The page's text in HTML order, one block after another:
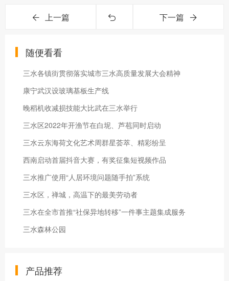
上一篇 下一篇
随便看看
三水各镇街贯彻落实城市三水高质量发展大会精神
康宁武汉设玻璃基板生产线
晚稻机收减损技能大比武在三水举行
三水区2022年开渔节在白坭、芦苞同时启动
三水云东海荷文化艺术周群星荟萃、精彩纷呈
西南启动首届抖音大赛，有奖征集短视频作品
三水推广使用“人居环境问题随手拍”系统
三水区，禅城，高温下的最美劳动者
三水在全市首推“社保异地转移”一件事主题集成服务
三水森林公园
产品推荐